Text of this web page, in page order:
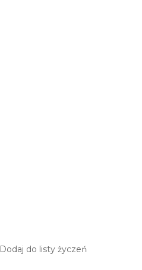
Dodaj do listy życzeń